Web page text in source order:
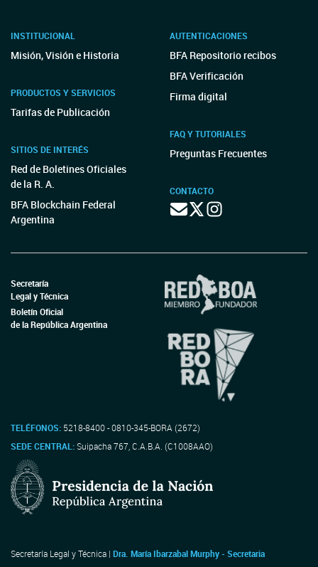
INSTITUCIONAL
Misión, Visión e Historia
PRODUCTOS Y SERVICIOS
Tarifas de Publicación
SITIOS DE INTERÉS
Red de Boletines Oficiales
de la R. A.
BFA Blockchain Federal
Argentina
AUTENTICACIONES
BFA Repositorio recibos
BFA Verificación
Firma digital
FAQ Y TUTORIALES
Preguntas Frecuentes
CONTACTO
Secretaría
Legal y Técnica
Boletín Oficial
de la República Argentina
TELÉFONOS: 5218-8400 - 0810-345-BORA (2672)
SEDE CENTRAL:Suipacha 767, C.A.B.A. (C1008AAO)
Secretaría Legal y Técnica | Dra. María Ibarzabal Murphy - Secretaria